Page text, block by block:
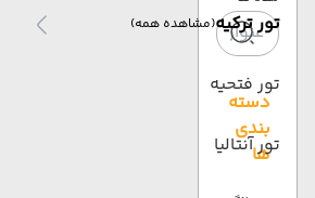
تور ترکیه(مشاهده همه)
تور فتحیه
تور آنتالیا
دسته
بندی
ها